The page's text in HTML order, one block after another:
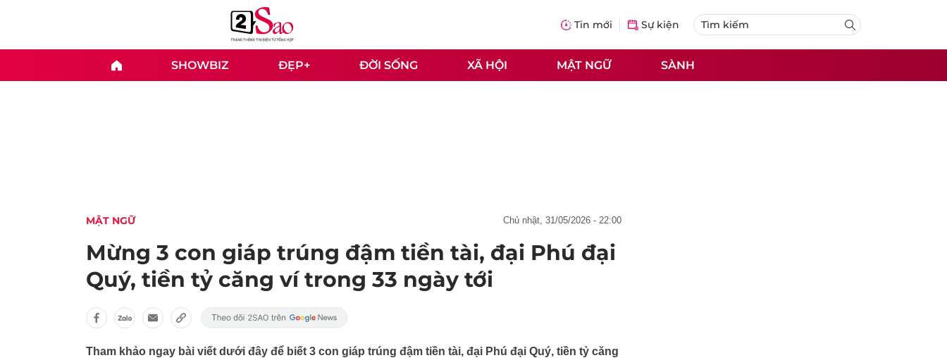
Tin mới Sự kiện
SHOWBIZ ĐẸP+ ĐỜI SỐNG XÃ HỘI MẬT NGỮ SÀNH
MẬT NGỮ chủ nhật, 31/05/2026 - 22:00
Mừng 3 con giáp trúng đậm tiền tài, đại Phú đại
Quý, tiền tỷ căng ví trong 33 ngày tới
Tham khảo ngay bài viết dưới đây để biết 3 con giáp trúng đậm tiền tài, đại Phú đại Quý, tiền tỷ căng